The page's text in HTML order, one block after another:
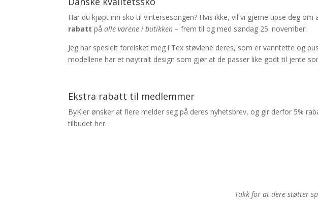
Har du kjøpt inn sko til vintersesongen? Hvis ikke, vil vi gjerne tipse deg
rabatt påalle varene i butikken – frem til og med søndag 25. november.
Jeg har spesielt forelsket meg i Tex støvlene deres, som er vanntette og
modellene har et nøytralt design som gjør at de passer like godt til jente
Ekstra rabatt til medlemmer
ByKier ønsker at flere melder seg på deres nyhetsbrev, og gir derfor 5%
tilbudet her.
Takk for at dere støtter